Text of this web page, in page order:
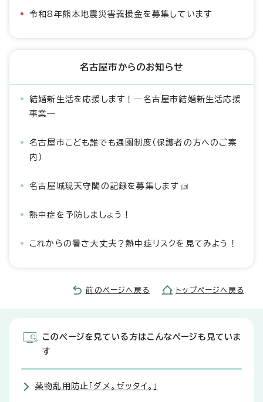
令和8年熊本地震災害義援金を募集しています
名古屋市からのお知らせ
結婚新生活を応援します！―名古屋市結婚新生活応援
事業―
名古屋市こども誰でも通園制度（保護者の方へのご案
内）
名古屋城現天守閣の記録を募集します
熱中症を予防しましょう！
これからの暑さ大丈夫？熱中症リスクを見てみよう！
前のページへ戻る トップページへ戻る
このページを見ている方はこんなページも見ていま
す
薬物乱用防止「ダメ。ゼッタイ。」